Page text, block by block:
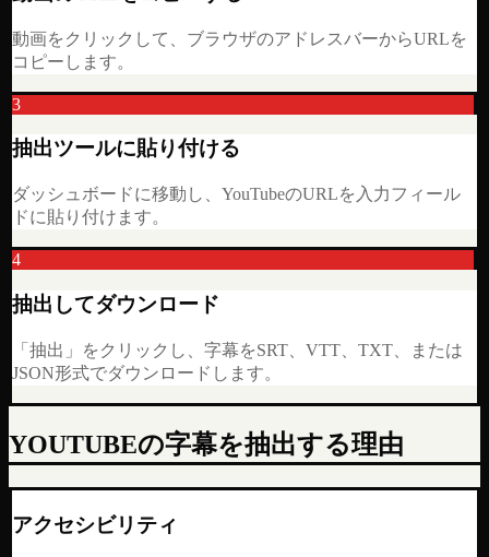
動画をクリックして、ブラウザのアドレスバーからURLを
コピーします。
3
抽出ツールに貼り付ける
ダッシュボードに移動し、YouTubeのURLを入力フィール
ドに貼り付けます。
4
抽出してダウンロード
「抽出」をクリックし、字幕をSRT、VTT、TXT、または
JSON形式でダウンロードします。
YOUTUBEの字幕を抽出する理由
アクセシビリティ